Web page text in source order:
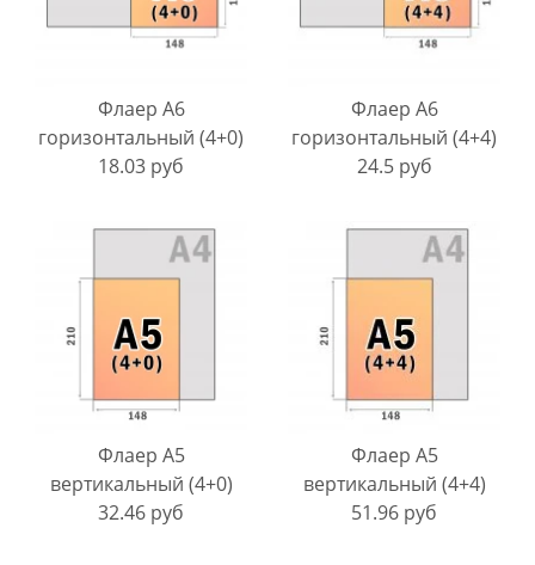
Флаер A6
горизонтальный (4+0)
18.03 руб
Флаер A6
горизонтальный (4+4)
24.5 руб
Флаер A5
вертикальный (4+0)
32.46 руб
Флаер A5
вертикальный (4+4)
51.96 руб